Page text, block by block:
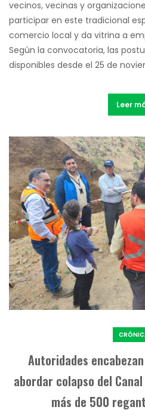
vecinos, vecinas y
participar en este tradicional
comercio local y da vitrina a
Según la convocatoria, las
disponibles desde el 25 de
Leer
Autoridades
abordar colapso del
más de 500